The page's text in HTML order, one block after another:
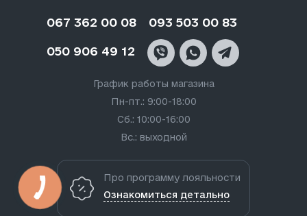
067 362 00 08 093 503 00 83
050 906 49 12
График работы магазина
Пн-пт.: 9:00-18:00
Сб.: 10:00-16:00
Вс.: выходной
Про программу лояльности
Ознакомиться детально